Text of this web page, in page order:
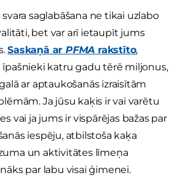
svara saglabāšana ne tikai uzlabo
bet var arī ietaupīt jums
Saskaņā arPFMA rakstīto,
katru gadu tērē miljonus,
ar aptaukošanās izraisītām
Ja jūsu kaķis ir vai varētu
vai ja jums ir vispārējas bažas par
iespēju, atbilstoša kaķa
un aktivitātes līmeņa
par labu visai ģimenei.